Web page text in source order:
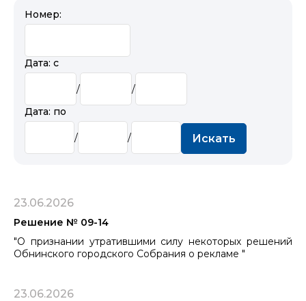
Номер:
Дата: с
/
/
Дата: по
/ / Искать
23.06.2026
Решение № 09-14
"О признании утратившими силу некоторых решений
Обнинского городского Собрания о рекламе "
23.06.2026